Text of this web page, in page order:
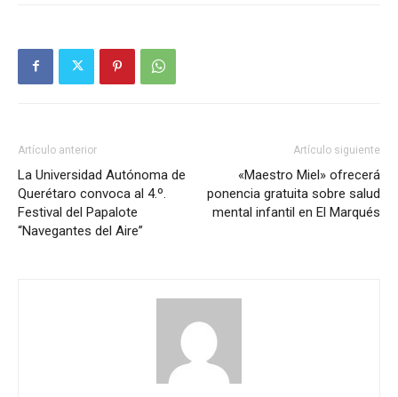
Artículo anterior
La Universidad Autónoma de
Querétaro convoca al 4.º.
Festival del Papalote
“Navegantes del Aire”
Artículo siguiente
«Maestro Miel» ofrecerá
ponencia gratuita sobre salud
mental infantil en El Marqués